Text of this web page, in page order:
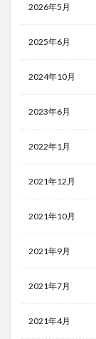
2026年5月
2025年6月
2024年10月
2023年6月
2022年1月
2021年12月
2021年10月
2021年9月
2021年7月
2021年4月